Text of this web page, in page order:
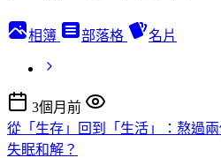
相簿 部落格 名片
3個月前
從「生存」回到「生活」：熬過
失眠和解？